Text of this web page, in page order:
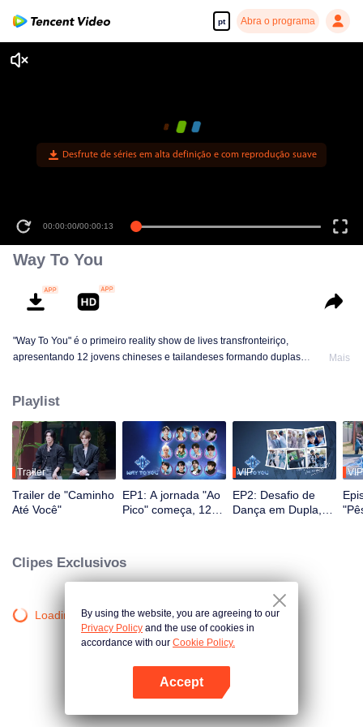
pt Abra o programa
Abra o programa
00:00:00/00:00:13
Way To You
"Way To You" é o primeiro reality show de lives transfronteiriço,
apresentando 12 jovens chineses e tailandeses formando duplas
múltiplas plataformas. Os espectadores participam diretamente do
desenvolvimento dos ídolos por meio de votações e apoio, acompanhando
a jornada desde o primeiro encontro até a sinergia perfeita. O casal mais
popular, com a melhor química, finalmente fará sua estreia no palco global.
Mais
Playlist
Trailer
Trailer de "Caminho
Até Você"
EP1: A jornada "Ao
Pico" começa, 12
primeira vez!
VIP
EP2: Desafio de
Dança em Dupla,
VIP
Clipes Exclusivos
Loading…By using the website, you are agreeing to our
Privacy Policy and the use of cookies in
accordance with our Cookie Policy.
Accept